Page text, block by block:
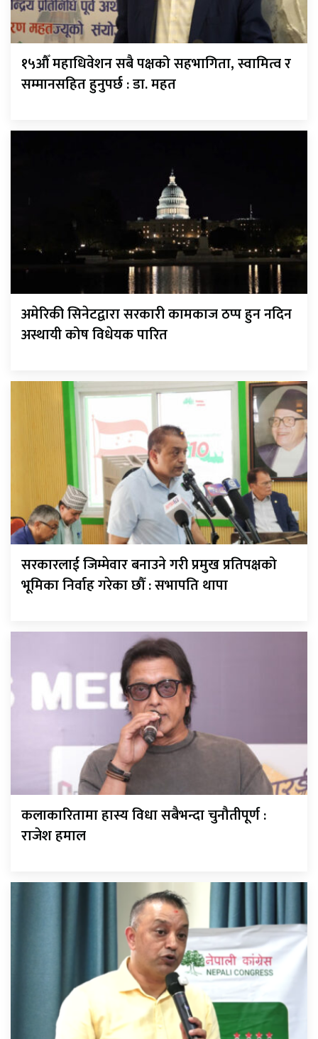
१५औँ महाधिवेशन सबै पक्षको सहभागिता, स्वामित्व र
सम्मानसहित हुनुपर्छ : डा. महत
अमेरिकी सिनेटद्वारा सरकारी कामकाज ठप्प हुन नदिन
अस्थायी कोष विधेयक पारित
सरकारलाई जिम्मेवार बनाउने गरी प्रमुख प्रतिपक्षको
भूमिका निर्वाह गरेका छौँ : सभापति थापा
कलाकारितामा हास्य विधा सबैभन्दा चुनौतीपूर्ण :
राजेश हमाल